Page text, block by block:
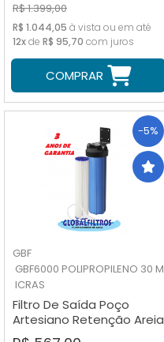
R$ 1.399,00
R$ 1.044,05 à vista ou em até
12xde R$ 95,70 com juros
COMPRAR
-5%
GBF
GBF6000 POLIPROPILENO 30 M
ICRAS
Filtro De Saída Poço
Artesiano Retenção Areia
Grossa Gbf6000 30